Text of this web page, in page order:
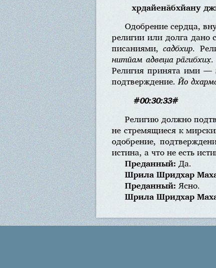
хр̣дайена̄бхйану
Одобрение сердца,
религии или долга
писаниями,садбхир.
нитйам адвеш̣а ра̄гибхих̣
Религия принята ими —
подтверждение.Йо
#00:30:33#
Религию должно
не стремящиеся к
одобрение,
истина, а что не есть
Преданный: Да.
Шрила Шридхар
Преданный: Ясно.
Шрила Шридхар